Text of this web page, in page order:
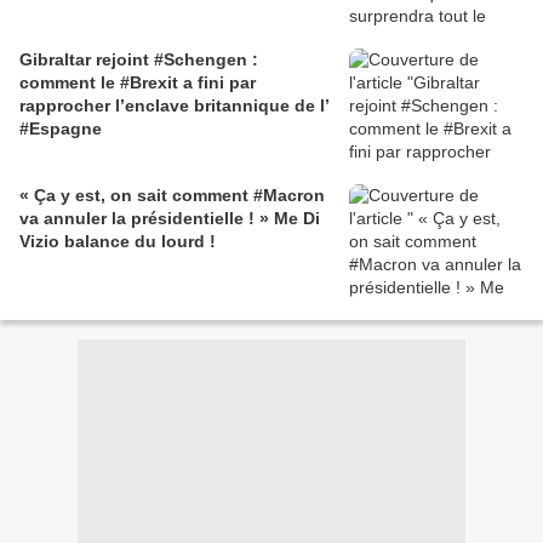
Gibraltar rejoint #Schengen :
comment le #Brexit a fini par
rapprocher l’enclave britannique de l’
#Espagne
« Ça y est, on sait comment #Macron
va annuler la présidentielle ! » Me Di
Vizio balance du lourd !